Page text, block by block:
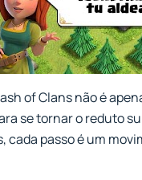
of Clans não é
se tornar o reduto
cada passo é um